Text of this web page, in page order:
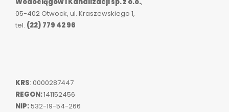
05-402 Otwock, ul. Kraszewskiego 1,
tel. (22) 779 42 96
KRS: 0000287447
REGON:141152456
NIP:532-19-54-266